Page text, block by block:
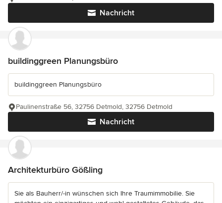
Nachricht
buildinggreen Planungsbüro
buildinggreen Planungsbüro
Nachricht
Paulinenstraße 56, 32756 Detmold, 32756 Detmold
Architekturbüro Gößling
Sie als Bauherr/-in wünschen sich Ihre Traumimmobilie. Sie